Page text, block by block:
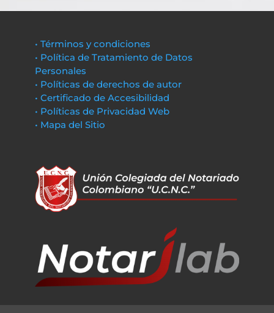
• Términos y condiciones
• Política de Tratamiento de Datos
Personales
• Políticas de derechos de autor
• Certificado de Accesibilidad
• Políticas de Privacidad Web
• Mapa del Sitio